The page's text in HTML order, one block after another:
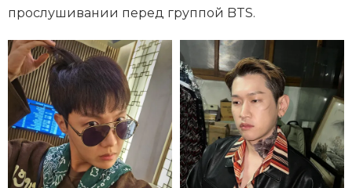
прослушивании перед группой BTS.